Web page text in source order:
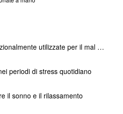
esclusivamente carattere
ed equilibrata e uno stile di vita
a mano una a una, in
Erbe officinali tradizionalmente utilizzate per il mal di testa
periodi di stress quotidiano
il sonno e il rilassamento